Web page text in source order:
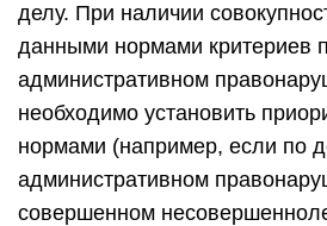
делу. При наличии
данными нормами критериев
административном
необходимо установить
нормами (например, если по
административном
совершенном